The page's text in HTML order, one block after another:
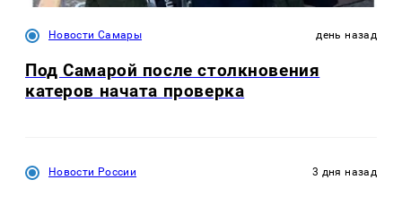
Новости Самары день назад
Под Самарой после столкновения
катеров начата проверка
Новости России 3 дня назад